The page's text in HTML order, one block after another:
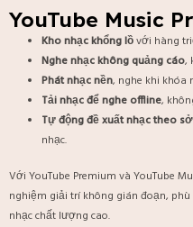
YouTube Music
Kho nhạc khổng lồvới hàng
Nghe nhạc không quảng cáo,
Phát nhạc nền, nghe khi khóa
Tải nhạc để nghe offline,
Tự động đề xuất nhạc theo
nhạc.
Với YouTube Premium và YouTube
nghiệm giải trí không gián đoạn,
nhạc chất lượng cao.